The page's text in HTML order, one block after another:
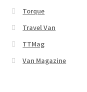
Torque
Travel Van
TTMag
Van Magazine